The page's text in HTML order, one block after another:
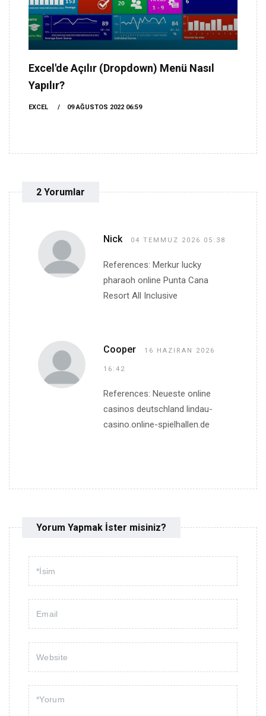
Excel'de Açılır (Dropdown) Menü Nasıl
Yapılır?
EXCEL 09 AĞUSTOS 2022 06:59
2 Yorumlar
Nick 04 TEMMUZ 2026 05:38
References: Merkur lucky
pharaoh online Punta Cana
Resort All Inclusive
Cooper 16 HAZIRAN 2026
16:42
References: Neueste online
casinos deutschland lindau-
casino.online-spielhallen.de
Yorum Yapmak İster misiniz?